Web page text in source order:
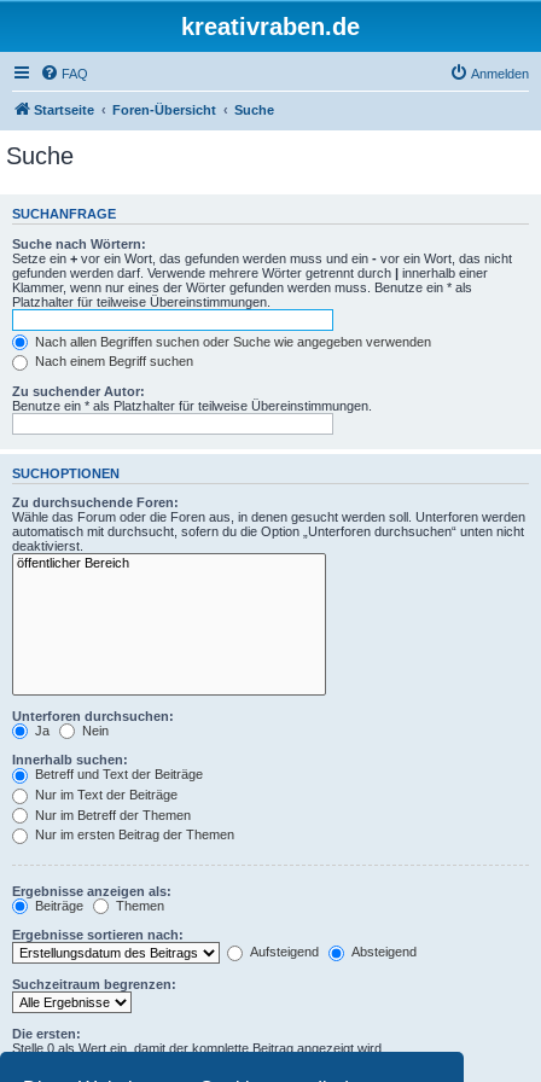
kreativraben.de
FAQ Anmelden
Startseite Foren-Übersicht Suche
Suche
SUCHANFRAGE
Suche nach Wörtern:
Setze ein + vor ein Wort, das gefunden werden muss und ein - vor ein Wort, das nicht
gefunden werden darf. Verwende mehrere Wörter getrennt durch | innerhalb einer
Klammer, wenn nur eines der Wörter gefunden werden muss. Benutze ein * als
Platzhalter für teilweise Übereinstimmungen.
Nach allen Begriffen suchen oder Suche wie angegeben verwenden
Nach einem Begriff suchen
Zu suchender Autor:
Benutze ein * als Platzhalter für teilweise Übereinstimmungen.
SUCHOPTIONEN
Zu durchsuchende Foren:
Wähle das Forum oder die Foren aus, in denen gesucht werden soll. Unterforen werden
automatisch mit durchsucht, sofern du die Option „Unterforen durchsuchen“ unten nicht
deaktivierst.
Unterforen durchsuchen:
Ja
Nein
Innerhalb suchen:
Betreff und Text der Beiträge
Nur im Text der Beiträge
Nur im Betreff der Themen
Nur im ersten Beitrag der Themen
Ergebnisse anzeigen als:
Beiträge
Themen
Ergebnisse sortieren nach:
Aufsteigend
Absteigend
Suchzeitraum begrenzen:
Die ersten:
Stelle 0 als Wert ein, damit der komplette Beitrag angezeigt wird.